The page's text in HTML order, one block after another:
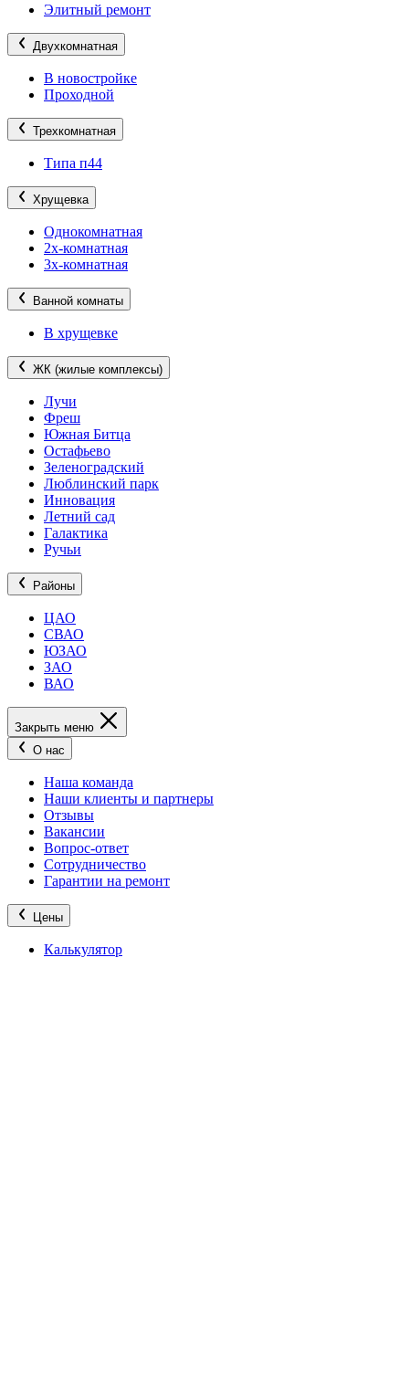
Элитный ремонт
Двухкомнатная
В новостройке
Проходной
Трехкомнатная
Типа п44
Хрущевка
Однокомнатная
2х-комнатная
3х-комнатная
Ванной комнаты
В хрущевке
ЖК (жилые комплексы)
Лучи
Фреш
Южная Битца
Остафьево
Зеленоградский
Люблинский парк
Инновация
Летний сад
Галактика
Ручьи
Районы
ЦАО
СВАО
ЮЗАО
ЗАО
ВАО
Закрыть меню
О нас
Наша команда
Наши клиенты и партнеры
Отзывы
Вакансии
Вопрос-ответ
Сотрудничество
Гарантии на ремонт
Цены
Калькулятор